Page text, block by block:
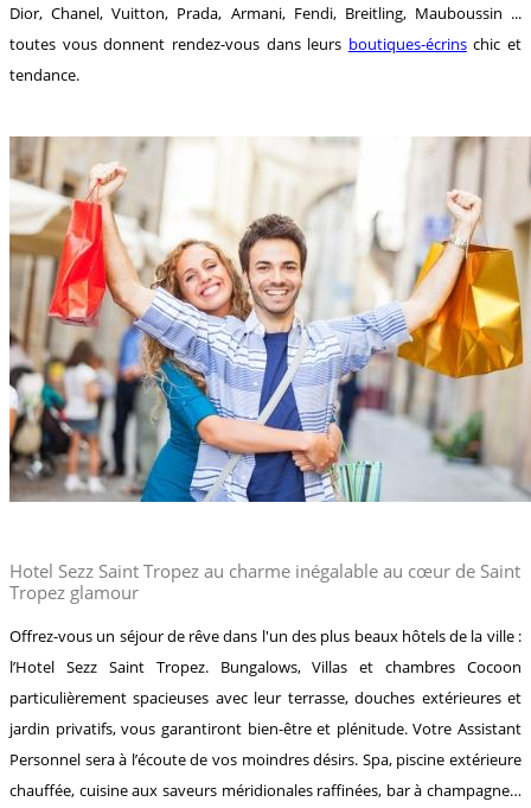
Dior, Chanel, Vuitton, Prada, Armani, Fendi, Breitling, Mauboussin ...
toutes vous donnent rendez-vous dans leurs boutiques-écrinschic et
tendance.
Hotel Sezz Saint Tropez au charme inégalable au cœur de Saint
Tropez glamour
Offrez-vous un séjour de rêve dans l'un des plus beaux hôtels de la ville :
l’Hotel Sezz Saint Tropez. Bungalows, Villas et chambres Cocoon
particulièrement spacieuses avec leur terrasse, douches extérieures et
jardin privatifs, vous garantiront bien-être et plénitude. Votre Assistant
Personnel sera à l’écoute de vos moindres désirs. Spa, piscine extérieure
chauffée, cuisine aux saveurs méridionales raffinées, bar à champagne…